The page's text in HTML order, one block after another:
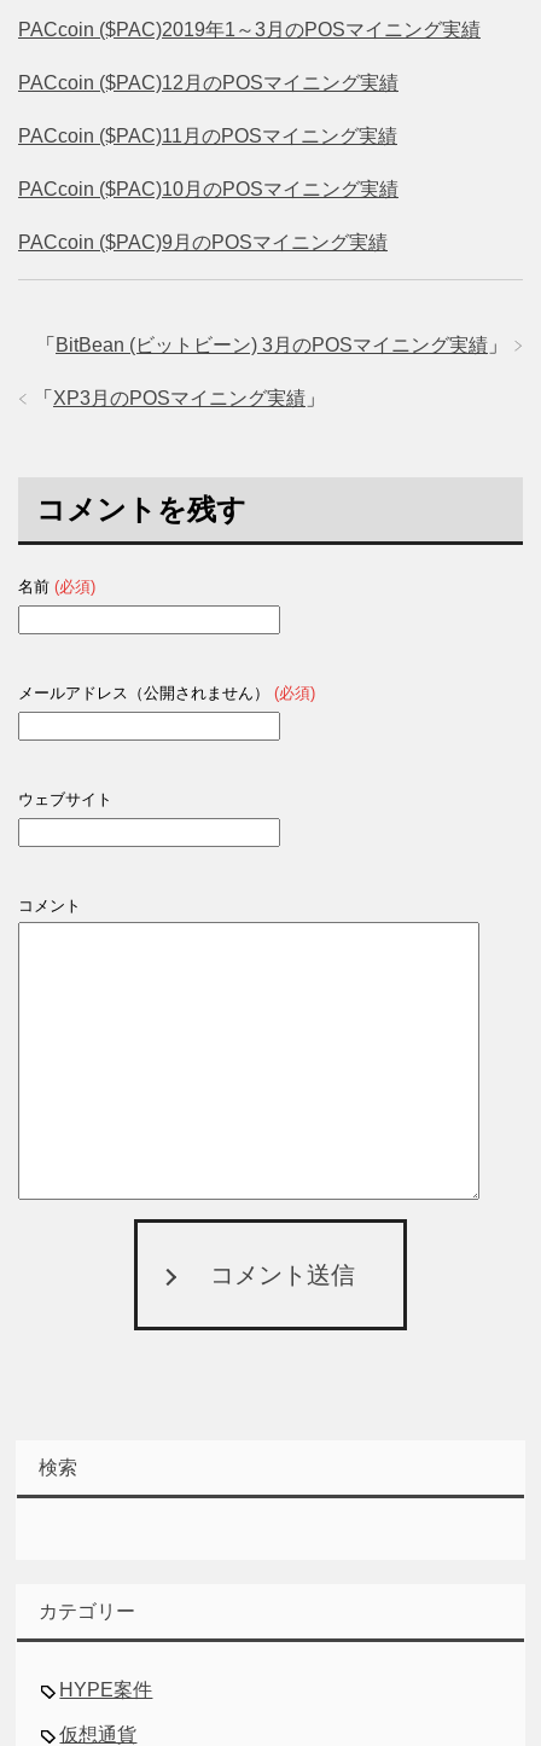
PACcoin ($PAC)2019年1～3月のPOSマイニング実績
PACcoin ($PAC)12月のPOSマイニング実績
PACcoin ($PAC)11月のPOSマイニング実績
PACcoin ($PAC)10月のPOSマイニング実績
PACcoin ($PAC)9月のPOSマイニング実績
「 BitBean (ビットビーン) 3月のPOSマイニング実績 」
「 XP3月のPOSマイニング実績 」
コメントを残す
名前 (必須)
メールアドレス（公開されません） (必須)
ウェブサイト
コメント
コメント送信
検索
カテゴリー
HYPE案件
仮想通貨